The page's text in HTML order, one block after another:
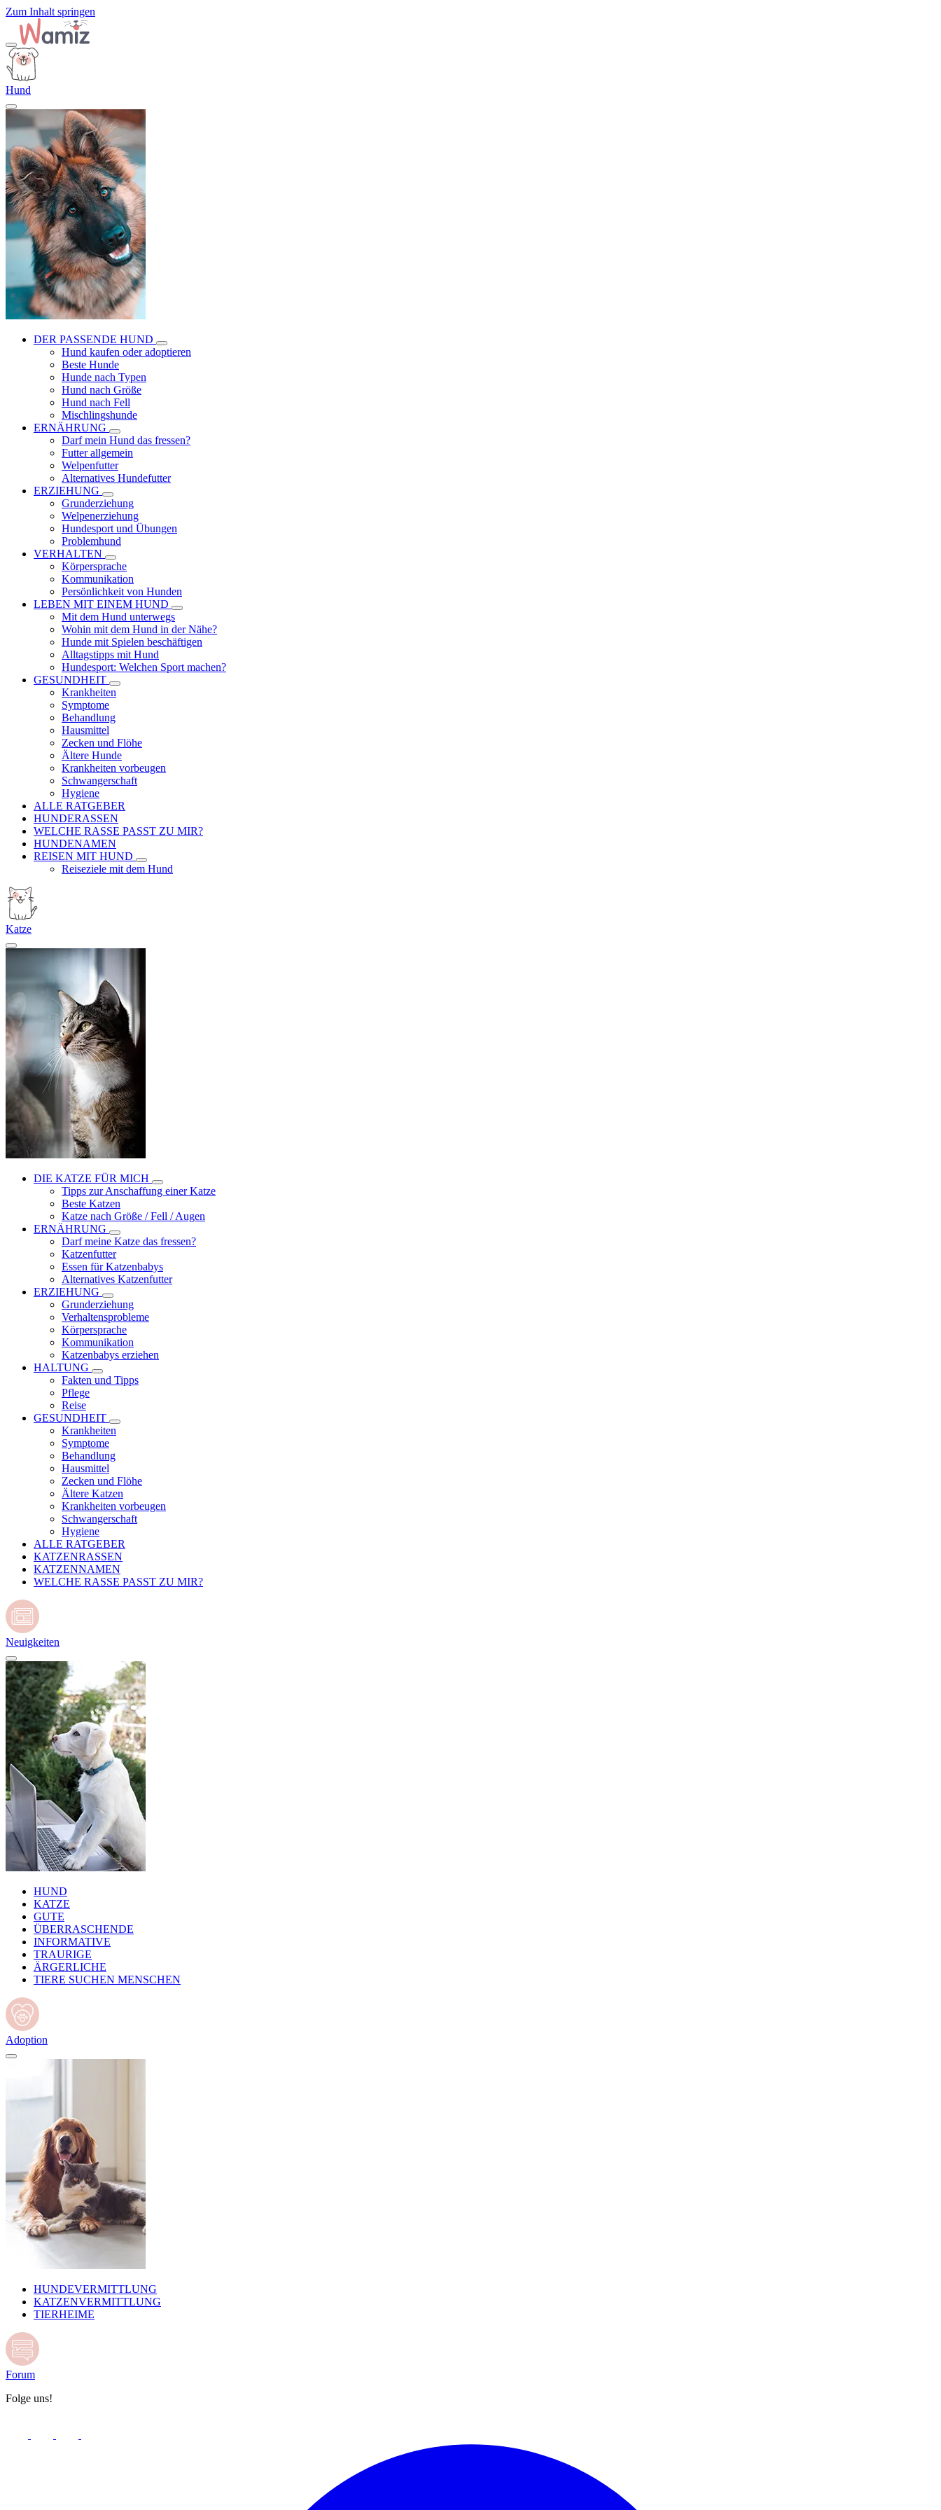
Zum Inhalt springen
Hund
DER PASSENDE HUND
Hund kaufen oder adoptieren
Beste Hunde
Hunde nach Typen
Hund nach Größe
Hund nach Fell
Mischlingshunde
ERNÄHRUNG
Darf mein Hund das fressen?
Futter allgemein
Welpenfutter
Alternatives Hundefutter
ERZIEHUNG
Grunderziehung
Welpenerziehung
Hundesport und Übungen
Problemhund
VERHALTEN
Körpersprache
Kommunikation
Persönlichkeit von Hunden
LEBEN MIT EINEM HUND
Mit dem Hund unterwegs
Wohin mit dem Hund in der Nähe?
Hunde mit Spielen beschäftigen
Alltagstipps mit Hund
Hundesport: Welchen Sport machen?
GESUNDHEIT
Krankheiten
Symptome
Behandlung
Hausmittel
Zecken und Flöhe
Ältere Hunde
Krankheiten vorbeugen
Schwangerschaft
Hygiene
ALLE RATGEBER
HUNDERASSEN
WELCHE RASSE PASST ZU MIR?
HUNDENAMEN
REISEN MIT HUND
Reiseziele mit dem Hund
Katze
DIE KATZE FÜR MICH
Tipps zur Anschaffung einer Katze
Beste Katzen
Katze nach Größe / Fell / Augen
ERNÄHRUNG
Darf meine Katze das fressen?
Katzenfutter
Essen für Katzenbabys
Alternatives Katzenfutter
ERZIEHUNG
Grunderziehung
Verhaltensprobleme
Körpersprache
Kommunikation
Katzenbabys erziehen
HALTUNG
Fakten und Tipps
Pflege
Reise
GESUNDHEIT
Krankheiten
Symptome
Behandlung
Hausmittel
Zecken und Flöhe
Ältere Katzen
Krankheiten vorbeugen
Schwangerschaft
Hygiene
ALLE RATGEBER
KATZENRASSEN
KATZENNAMEN
WELCHE RASSE PASST ZU MIR?
Neuigkeiten
HUND
KATZE
GUTE
ÜBERRASCHENDE
INFORMATIVE
TRAURIGE
ÄRGERLICHE
TIERE SUCHEN MENSCHEN
Adoption
HUNDEVERMITTLUNG
KATZENVERMITTLUNG
TIERHEIME
Forum
Folge uns!